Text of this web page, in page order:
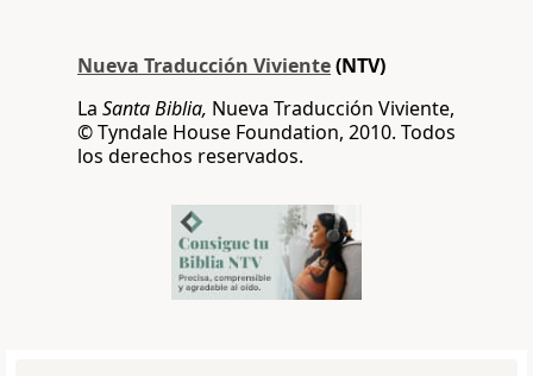
Nueva Traducción Viviente(NTV)
La Santa Biblia, Nueva Traducción Viviente,
© Tyndale House Foundation, 2010. Todos
los derechos reservados.